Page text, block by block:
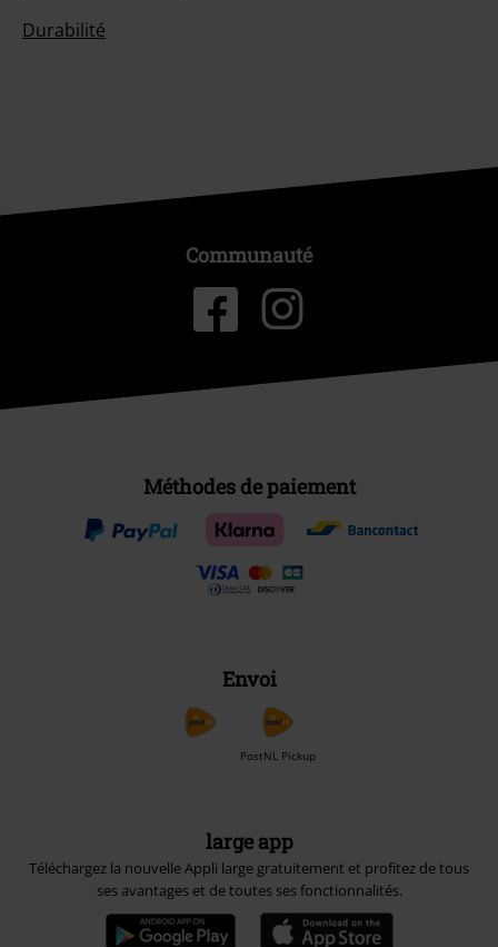
Durabilité
Communauté
Méthodes de paiement
Envoi
PostNL Pickup
large app
Téléchargez la nouvelle Appli large gratuitement et profitez de tous
ses avantages et de toutes ses fonctionnalités.